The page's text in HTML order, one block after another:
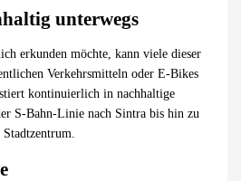
unterwegs
erkunden möchte, kann viele dieser
Verkehrsmitteln oder E-Bikes
kontinuierlich in nachhaltige
S-Bahn-Linie nach Sintra bis hin zu